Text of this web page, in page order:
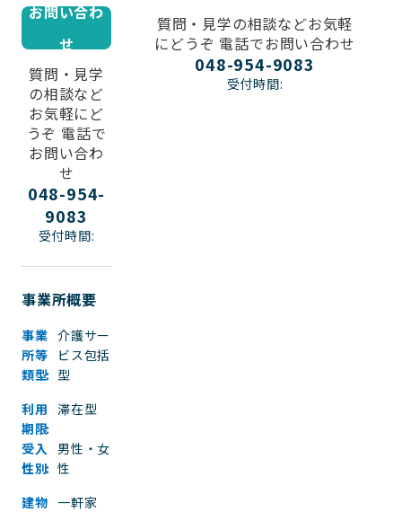
お問い合わ
せ
質問・見学
の相談など
お気軽にど
うぞ 電話で
お問い合わ
せ
048-954-
9083
受付時間:
事業所概要
事業
所等
類型
介護サー
ビス包括
型
利用
期限
滞在型
受入
性別
男性・女
性
建物 一軒家
質問・見学の相談などお気軽
にどうぞ 電話でお問い合わせ
048-954-9083
受付時間: